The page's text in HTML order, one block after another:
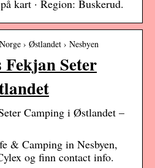
kart · Region: Buskerud.
› Østlandet › Nesbyen
Seter
Camping i Østlandet –
& Camping in Nesbyen,
og finn contact info.